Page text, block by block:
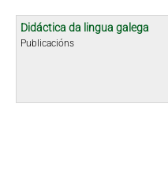
Didáctica da lingua galega
Publicacións